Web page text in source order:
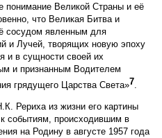
понимание Великой Страны и её
что Великая Битва и
сосудом явленным для
и Лучей, творящих новую эпоху
и в сущности своей их
и признанным Водителем
грядущего Царства Света»7.
Рериха из жизни его картины
событиям, происходившим в
на Родину в августе 1957 года